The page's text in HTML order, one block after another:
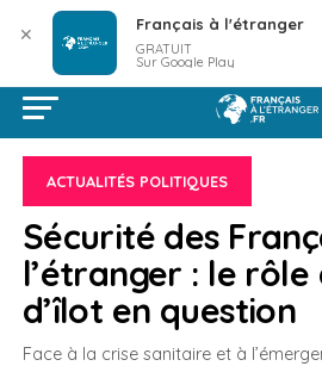
ACTUALITÉS POLITIQUES
Sécurité des
l’étranger : le rôle
d’îlot en question
Face à la crise sanitaire et à
✕ Français à l'étranger
GRATUIT
Sur Google Play